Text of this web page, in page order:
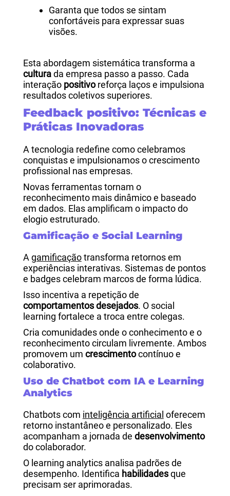
Garanta que todos se sintam
confortáveis para expressar suas
visões.
Esta abordagem sistemática transforma a
culturada empresa passo a passo. Cada
interação positivoreforça laços e impulsiona
resultados coletivos superiores.
Feedback positivo: Técnicas e
Práticas Inovadoras
A tecnologia redefine como celebramos
conquistas e impulsionamos o crescimento
profissional nas empresas.
Novas ferramentas tornam o
reconhecimento mais dinâmico e baseado
em dados. Elas amplificam o impacto do
elogio estruturado.
Gamificação e Social Learning
A gamificaçãotransforma retornos em
experiências interativas. Sistemas de pontos
e badges celebram marcos de forma lúdica.
Isso incentiva a repetição de
comportamentos desejados. O social
learning fortalece a troca entre colegas.
Cria comunidades onde o conhecimento e o
reconhecimento circulam livremente. Ambos
promovem um crescimentocontínuo e
colaborativo.
Uso de Chatbot com IA e Learning
Analytics
Chatbots com inteligência artificial oferecem
retorno instantâneo e personalizado. Eles
acompanham a jornada de desenvolvimento
do colaborador.
O learning analytics analisa padrões de
desempenho. Identifica habilidadesque
precisam ser aprimoradas.